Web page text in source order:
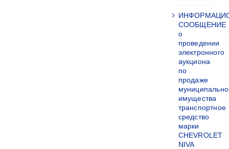
СООБЩЕНИЕ
о
проведении
электронного
аукциона
по
продаже
имущества
транспортное
средство
марки
CHEVROLET
NIVA